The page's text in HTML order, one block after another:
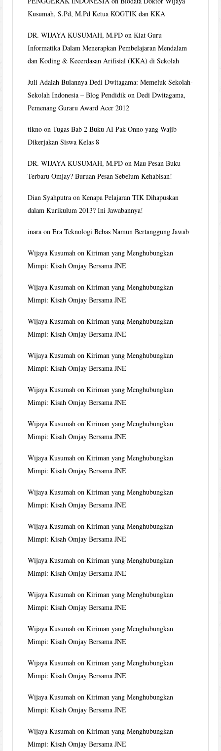
Kusumah, S.Pd, M.Pd Ketua KOGTIK dan KKA
DR. WIJAYA KUSUMAH, M.PD onKiat Guru
Informatika Dalam Menerapkan Pembelajaran Mendalam
dan Koding & Kecerdasan Arifisial (KKA) di Sekolah
Juli Adalah Bulannya Dedi Dwitagama: Memeluk Sekolah-
Sekolah Indonesia – Blog Pendidik onDedi Dwitagama,
Pemenang Guraru Award Acer 2012
tikno onTugas Bab 2 Buku AI Pak Onno yang Wajib
Dikerjakan Siswa Kelas 8
DR. WIJAYA KUSUMAH, M.PD onMau Pesan Buku
Terbaru Omjay? Buruan Pesan Sebelum Kehabisan!
Dian Syahputra onKenapa Pelajaran TIK Dihapuskan
dalam Kurikulum 2013? Ini Jawabannya!
inara onEra Teknologi Bebas Namun Bertanggung Jawab
Wijaya Kusumah onKiriman yang Menghubungkan
Mimpi: Kisah Omjay Bersama JNE
Wijaya Kusumah onKiriman yang Menghubungkan
Mimpi: Kisah Omjay Bersama JNE
Wijaya Kusumah onKiriman yang Menghubungkan
Mimpi: Kisah Omjay Bersama JNE
Wijaya Kusumah onKiriman yang Menghubungkan
Mimpi: Kisah Omjay Bersama JNE
Wijaya Kusumah onKiriman yang Menghubungkan
Mimpi: Kisah Omjay Bersama JNE
Wijaya Kusumah onKiriman yang Menghubungkan
Mimpi: Kisah Omjay Bersama JNE
Wijaya Kusumah onKiriman yang Menghubungkan
Mimpi: Kisah Omjay Bersama JNE
Wijaya Kusumah onKiriman yang Menghubungkan
Mimpi: Kisah Omjay Bersama JNE
Wijaya Kusumah onKiriman yang Menghubungkan
Mimpi: Kisah Omjay Bersama JNE
Wijaya Kusumah onKiriman yang Menghubungkan
Mimpi: Kisah Omjay Bersama JNE
Wijaya Kusumah onKiriman yang Menghubungkan
Mimpi: Kisah Omjay Bersama JNE
Wijaya Kusumah onKiriman yang Menghubungkan
Mimpi: Kisah Omjay Bersama JNE
Wijaya Kusumah onKiriman yang Menghubungkan
Mimpi: Kisah Omjay Bersama JNE
Wijaya Kusumah onKiriman yang Menghubungkan
Mimpi: Kisah Omjay Bersama JNE
Wijaya Kusumah onKiriman yang Menghubungkan
Mimpi: Kisah Omjay Bersama JNE